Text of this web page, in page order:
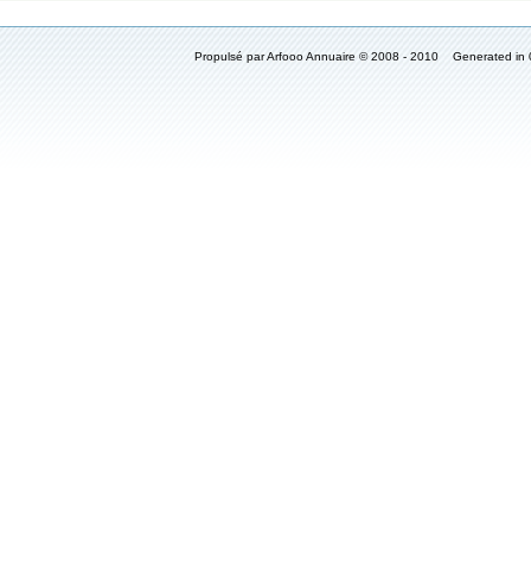
Propulsé par Arfooo Annuaire © 2008 - 2010 Generated